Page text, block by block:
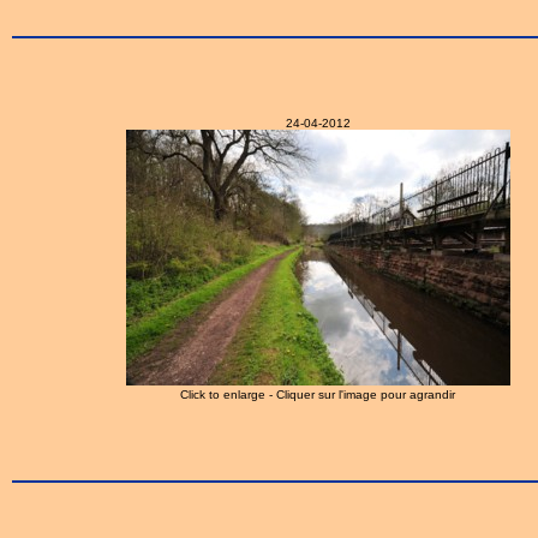
24-04-2012
Click to enlarge - Cliquer sur l'image pour agrandir